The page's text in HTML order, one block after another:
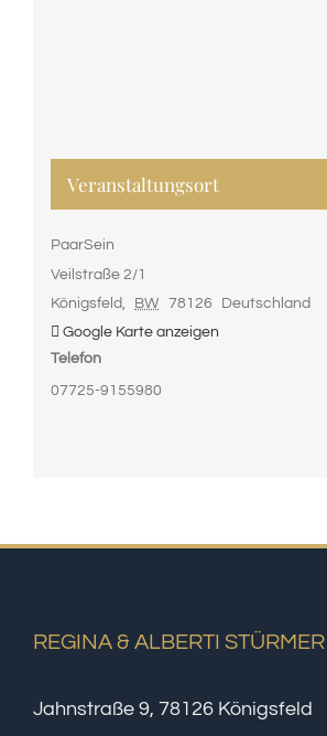
Veranstaltungsort
PaarSein
Veilstraße 2/1
Königsfeld, BW 78126
Deutschland
Google Karte anzeigen
Telefon
07725-9155980
REGINA & ALBERTI STÜRMER
Jahnstraße 9, 78126 Königsfeld